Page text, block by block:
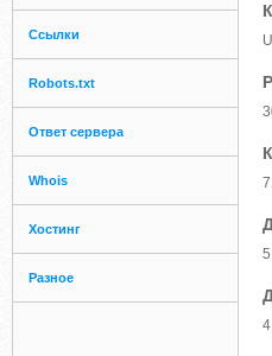
Ссылки
Robots.txt
Ответ сервера
Whois
Хостинг
Разное